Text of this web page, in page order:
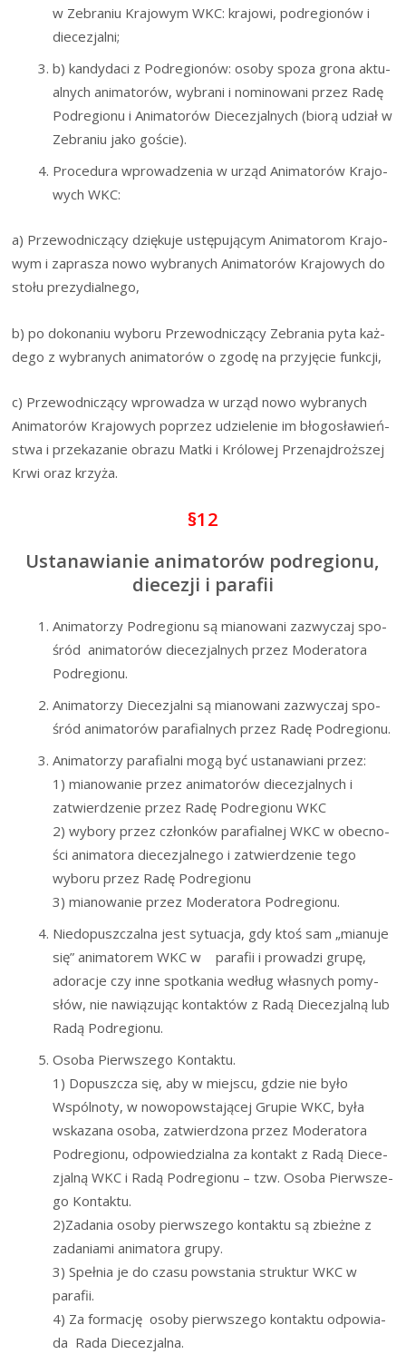
w Zebra­niu Kra­jo­wym WKC: kra­jo­wi, pod­re­gio­nów i
diecezjalni;
b) kan­dy­da­ci z Pod­re­gio­nów: oso­by spo­za gro­na aktu­
al­nych ani­ma­to­rów, wybra­ni i nomi­no­wa­ni przez Radę
Pod­re­gio­nu i Ani­ma­to­rów Die­ce­zjal­nych (bio­rą udział w
Zebra­niu jako goście).
Pro­ce­du­ra wpro­wa­dze­nia w urząd Ani­ma­to­rów Kra­jo­
wych WKC:
a) Prze­wod­ni­czą­cy dzię­ku­je ustę­pu­ją­cym Ani­ma­to­rom Kra­jo­
wym i zapra­sza nowo wybra­nych Ani­ma­to­rów Kra­jo­wych do
sto­łu prezydialnego,
b) po doko­na­niu wybo­ru Prze­wod­ni­czą­cy Zebra­nia pyta każ­
de­go z wybra­nych ani­ma­to­rów o zgo­dę na przy­ję­cie funkcji,
c) Prze­wod­ni­czą­cy wpro­wa­dza w urząd nowo wybra­nych
Ani­ma­to­rów Kra­jo­wych poprzez udzie­le­nie im bło­go­sła­wień­
stwa i prze­ka­za­nie obra­zu Mat­ki i Kró­lo­wej Prze­naj­droż­szej
Krwi oraz krzyża.
§12
Ustanawianie animatorów podregionu,
diecezji i parafii
Ani­ma­to­rzy Pod­re­gio­nu są mia­no­wa­ni zazwy­czaj spo­
śród ani­ma­to­rów die­ce­zjal­nych przez Mode­ra­to­ra
Podregionu.
Ani­ma­to­rzy Die­ce­zjal­ni są mia­no­wa­ni zazwy­czaj spo­
śród ani­ma­to­rów para­fial­nych przez Radę Podregionu.
Ani­ma­to­rzy para­fial­ni mogą być usta­na­wia­ni przez:
1) mia­no­wa­nie przez ani­ma­to­rów die­ce­zjal­nych i
zatwier­dze­nie przez Radę Pod­re­gio­nu WKC
2) wybo­ry przez człon­ków para­fial­nej WKC w obec­no­
ści ani­ma­to­ra die­ce­zjal­ne­go i zatwier­dze­nie tego
wybo­ru przez Radę Podregionu
3) mia­no­wa­nie przez Mode­ra­to­ra Podregionu.
Nie­do­pusz­czal­na jest sytu­acja, gdy ktoś sam „mia­nu­je
się” ani­ma­to­rem WKC w para­fii i pro­wa­dzi gru­pę,
ado­ra­cje czy inne spo­tka­nia według wła­snych pomy­
słów, nie nawią­zu­jąc kon­tak­tów z Radą Die­ce­zjal­ną lub
Radą Podregionu.
Oso­ba Pierw­sze­go Kontaktu.
1) Dopusz­cza się, aby w miej­scu, gdzie nie było
Wspól­no­ty, w nowo­pow­sta­ją­cej Gru­pie WKC, była
wska­za­na oso­ba, zatwier­dzo­na przez Mode­ra­to­ra
Pod­re­gio­nu, odpo­wie­dzial­na za kon­takt z Radą Die­ce­
zjal­ną WKC i Radą Pod­re­gio­nu – tzw. Oso­ba Pierw­sze­
go Kontaktu.
2)Zadania oso­by pierw­sze­go kon­tak­tu są zbież­ne z
zada­nia­mi ani­ma­to­ra grupy.
3) Speł­nia je do cza­su powsta­nia struk­tur WKC w
parafii.
4) Za for­ma­cję oso­by pierw­sze­go kon­tak­tu odpo­wia­
da Rada Diecezjalna.